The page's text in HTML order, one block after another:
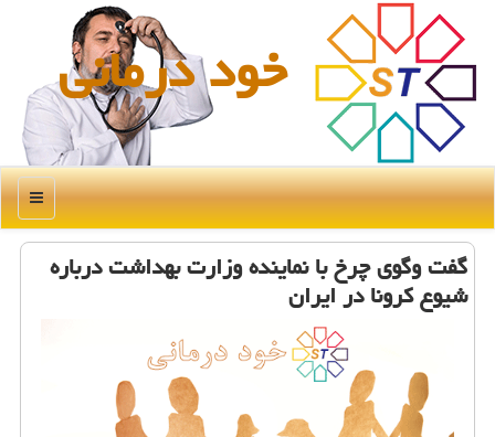
خود درمانی
منو
گفت وگوی چرخ با نماینده وزارت بهداشت درباره
شیوع كرونا در ایران